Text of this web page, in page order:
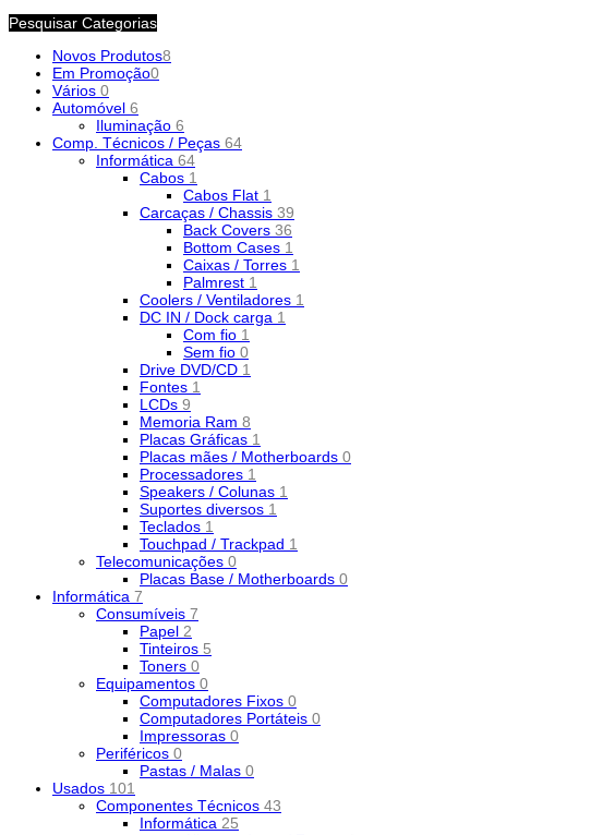
Pesquisar Categorias
Novos Produtos8
Em Promoção0
Vários 0
Automóvel 6
Iluminação 6
Comp. Técnicos / Peças 64
Informática 64
Cabos 1
Cabos Flat 1
Carcaças / Chassis 39
Back Covers 36
Bottom Cases 1
Caixas / Torres 1
Palmrest 1
Coolers / Ventiladores 1
DC IN / Dock carga 1
Com fio 1
Sem fio 0
Drive DVD/CD 1
Fontes 1
LCDs 9
Memoria Ram 8
Placas Gráficas 1
Placas mães / Motherboards 0
Processadores 1
Speakers / Colunas 1
Suportes diversos 1
Teclados 1
Touchpad / Trackpad 1
Telecomunicações 0
Placas Base / Motherboards 0
Informática 7
Consumíveis 7
Papel 2
Tinteiros 5
Toners 0
Equipamentos 0
Computadores Fixos 0
Computadores Portáteis 0
Impressoras 0
Periféricos 0
Pastas / Malas 0
Usados 101
Componentes Técnicos 43
Informática 25